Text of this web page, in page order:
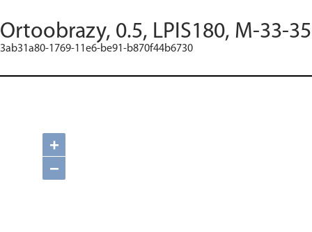
Ortoobrazy, 0.5, LPIS180, M-33-
3ab31a80-1769-11e6-be91-b870f44b6730
+
−